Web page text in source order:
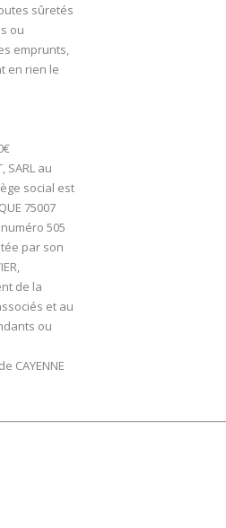
sûretés
ou
emprunts,
en rien le
SARL au
social est
75007
505
par son
de la
et au
ou
CAYENNE